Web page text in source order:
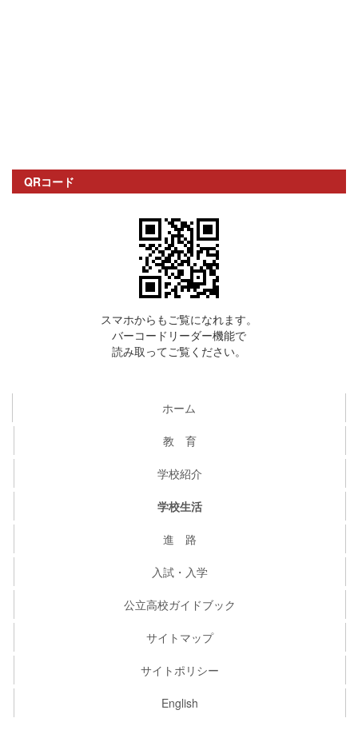
QRコード
スマホからもご覧になれます。
バーコードリーダー機能で
読み取ってご覧ください。
ホーム
教 育
学校紹介
学校生活
進 路
入試・入学
公立高校ガイドブック
サイトマップ
サイトポリシー
English